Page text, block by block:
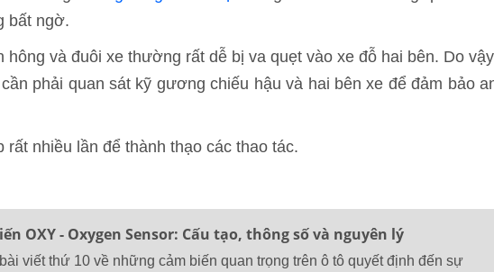
bất ngờ.
hông và đuôi xe thường rất dễ bị va quẹt vào xe đỗ hai bên. Do
phải quan sát kỹ gương chiếu hậu và hai bên xe để đảm bảo
nhiều lần để thành thạo các thao tác.
OXY - Oxygen Sensor: Cấu tạo, thông số và nguyên lý
viết thứ 10 về những cảm biến quan trọng trên ô tô quyết định đến sự